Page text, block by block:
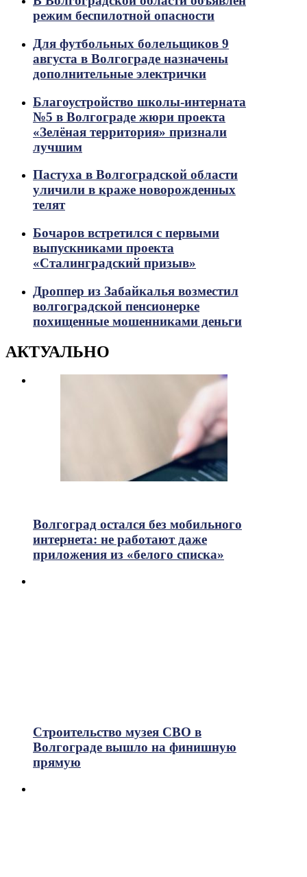
режим беспилотной опасности
Для футбольных болельщиков 9
августа в Волгограде назначены
дополнительные электрички
Благоустройство школы-интерната
№5 в Волгограде жюри проекта
«Зелёная территория» признали
лучшим
Пастуха в Волгоградской области
уличили в краже новорожденных
телят
Бочаров встретился с первыми
выпускниками проекта
«Сталинградский призыв»
Дроппер из Забайкалья возместил
волгоградской пенсионерке
похищенные мошенниками деньги
АКТУАЛЬНО
Волгоград остался без мобильного
интернета: не работают даже
приложения из «белого списка»
Строительство музея СВО в
Волгограде вышло на финишную
прямую